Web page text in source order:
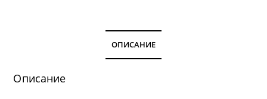
мм
ОПИСАНИЕ
Описание